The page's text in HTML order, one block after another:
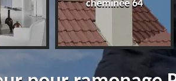
cheminée 64